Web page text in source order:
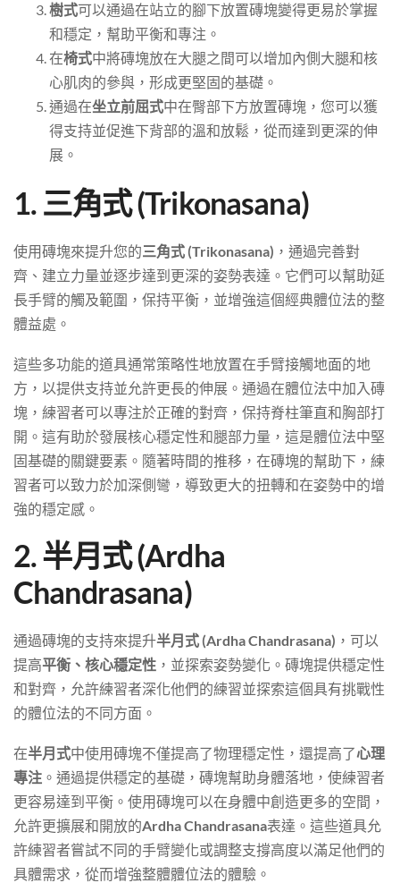
樹式可以通過在站立的腳下放置磚塊變得更易於掌握
和穩定，幫助平衡和專注。
在椅式中將磚塊放在大腿之間可以增加內側大腿和核
心肌肉的參與，形成更堅固的基礎。
通過在坐立前屈式中在臀部下方放置磚塊，您可以獲
得支持並促進下背部的溫和放鬆，從而達到更深的伸
展。
1. 三角式 (Trikonasana)
使用磚塊來提升您的三角式 (Trikonasana) ，通過完善對
齊、建立力量並逐步達到更深的姿勢表達。它們可以幫助延
長手臂的觸及範圍，保持平衡，並增強這個經典體位法的整
體益處。
這些多功能的道具通常策略性地放置在手臂接觸地面的地
方，以提供支持並允許更長的伸展。通過在體位法中加入磚
塊，練習者可以專注於正確的對齊，保持脊柱筆直和胸部打
開。這有助於發展核心穩定性和腿部力量，這是體位法中堅
固基礎的關鍵要素。隨著時間的推移，在磚塊的幫助下，練
習者可以致力於加深側彎，導致更大的扭轉和在姿勢中的增
強的穩定感。
2. 半月式 (Ardha
Chandrasana)
通過磚塊的支持來提升半月式 (Ardha Chandrasana) ，可以
提高平衡、核心穩定性 ，並探索姿勢變化。磚塊提供穩定性
和對齊，允許練習者深化他們的練習並探索這個具有挑戰性
的體位法的不同方面。
在半月式中使用磚塊不僅提高了物理穩定性，還提高了心理
專注 。通過提供穩定的基礎，磚塊幫助身體落地，使練習者
更容易達到平衡。使用磚塊可以在身體中創造更多的空間，
允許更擴展和開放的Ardha Chandrasana表達。這些道具允
許練習者嘗試不同的手臂變化或調整支撐高度以滿足他們的
具體需求，從而增強整體體位法的體驗。